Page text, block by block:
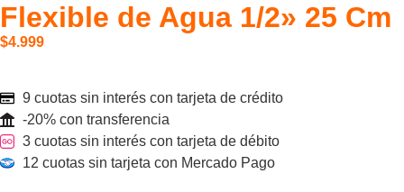
Flexible de Agua 1/2» 25 Cm
$4.999
9 cuotas sin interés con tarjeta de crédito
-20% con transferencia
3 cuotas sin interés con tarjeta de débito
12 cuotas sin tarjeta con Mercado Pago